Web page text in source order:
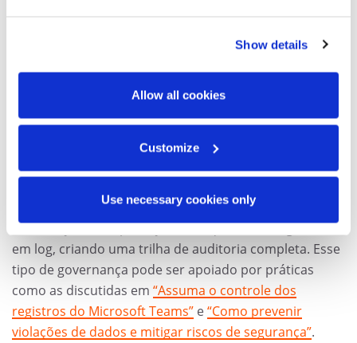
Show details
Allow all cookies
Customize
Use necessary cookies only
manusear seus dados confidenciais traz tranquilidade
Também avalie o controle de acesso aos arquivos
digitalizados e a rastreabilidade das ações realizadas.
Prefira empresas que ofereçam plataformas seguras
onde apenas pessoas autorizadas possam visualizar
cada acesso ou operação realizada (como uma
visualização ou exportação de arquivo) fica registrado
em log, criando uma trilha de auditoria completa. Esse
tipo de governança pode ser apoiado por práticas
como as discutidas em “Assuma o controle dos
registros do Microsoft Teams” e“Como prevenir
violações de dados e mitigar riscos de segurança”.